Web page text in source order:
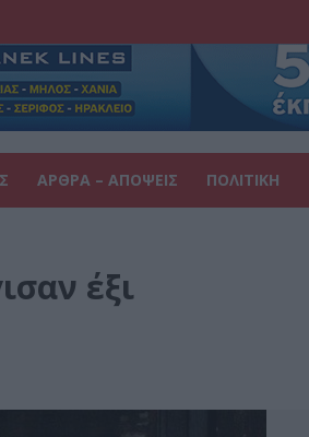
ΑΡΘΡΑ – ΑΠΟΨΕΙΣ ΠΟΛΙΤΙΚΗ
έξι